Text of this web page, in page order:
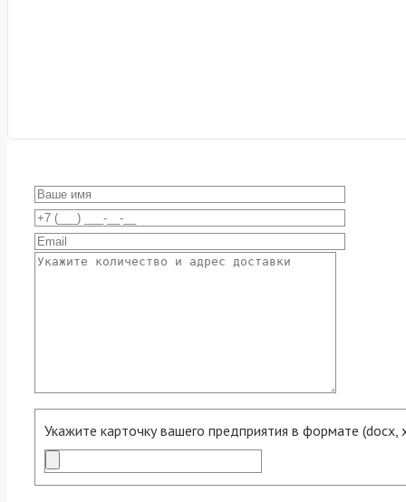
Укажите карточку вашего предприятия в формате (docx,